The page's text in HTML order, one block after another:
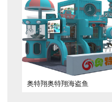
奥特翔奥特翔海盗鱼